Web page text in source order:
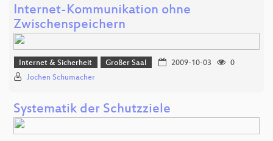
Internet-Kommunikation ohne
Zwischenspeichern
Internet & Sicherheit Großer Saal 2009-10-03
0
Jochen Schumacher
Systematik der Schutzziele